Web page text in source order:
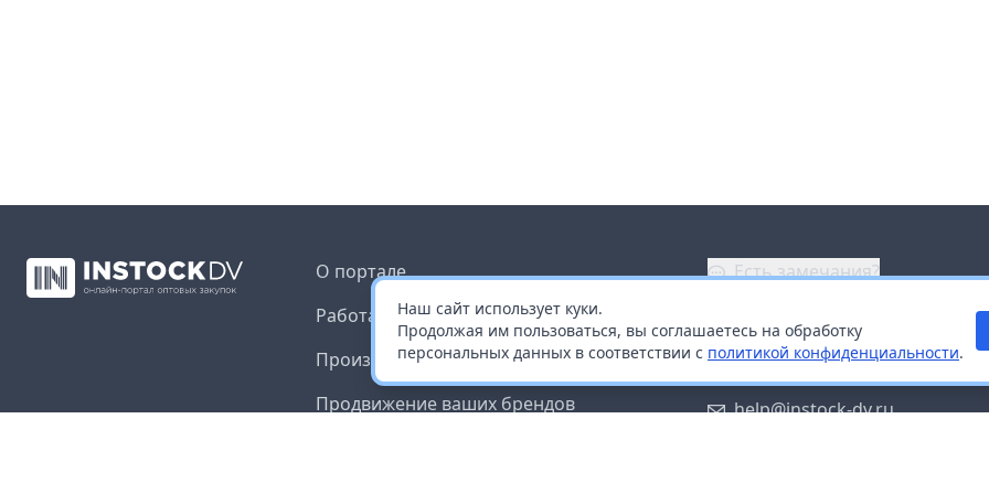
Наш сайт использует куки.
Продолжая им пользоваться, вы соглашаетесь на обработку
персональных данных в соответствии с политикой конфиденциальности.
О портале
Работа с платформой
Производителям и дистрибьюторам
Продвижение ваших брендов
Есть замечания?
Заказать звонок
help@instock-dv.ru